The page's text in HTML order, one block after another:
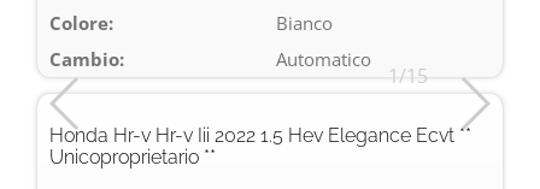
Colore:
Bianco
Cambio:
Automatico
1/15
Honda Hr-v Hr-v Iii 2022 1.5 Hev Elegance Ecvt **
Unicoproprietario **